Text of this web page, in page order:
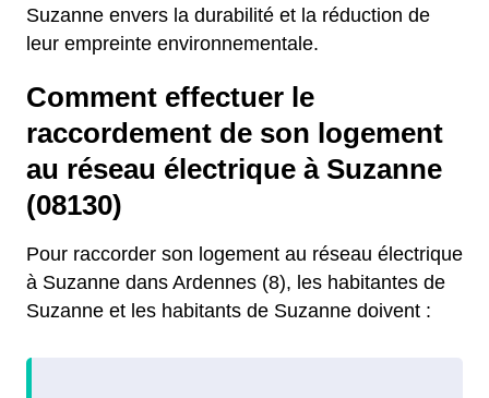
Suzanne envers la durabilité et la réduction de
leur empreinte environnementale.
Comment effectuer le
raccordement de son logement
au réseau électrique à Suzanne
(08130)
Pour raccorder son logement au réseau électrique
à Suzanne dans Ardennes (8), les habitantes de
Suzanne et les habitants de Suzanne doivent :